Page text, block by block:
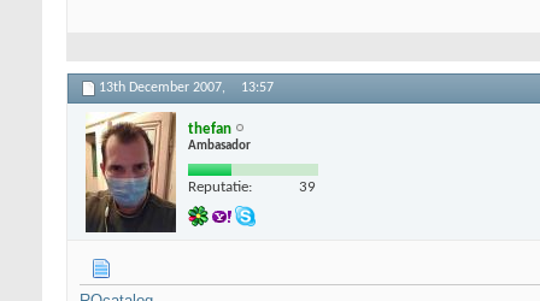
13th December 2007, 13:57
thefan
Ambasador
Reputatie: 39